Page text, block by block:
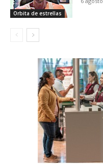
Orbita de estrellas